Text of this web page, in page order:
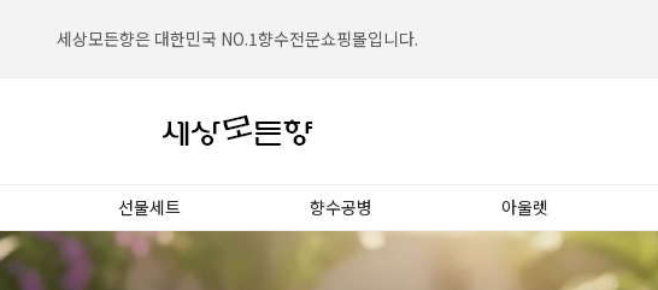
세상모든향은 2002년설립되어 고객의 신뢰를 쌓아왔습니다.
세상모든향은 대한민국 NO.1향수전문쇼핑몰입니다.
선물세트 향수공병 아울렛